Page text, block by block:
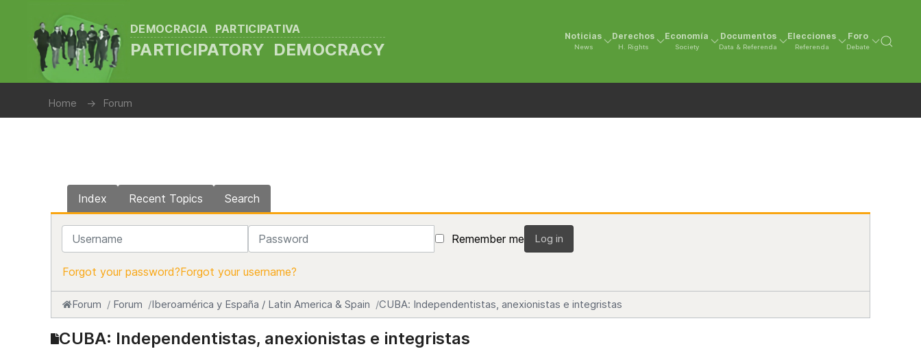
DEMOCRACIA PARTICIPATIVA
PARTICIPATORY DEMOCRACY
Noticias
News
Derechos
H. Rights
Economía
Society
Documentos
Data & Referenda
Elecciones
Referenda
Foro
Debate
Home Forum
Index Recent Topics Search
Username Password Remember me Log in
Forgot your password?Forgot your username?
Forum Forum Iberoamérica y España / Latin America & Spain CUBA: Independentistas, anexionistas e integristas
CUBA: Independentistas, anexionistas e integristas